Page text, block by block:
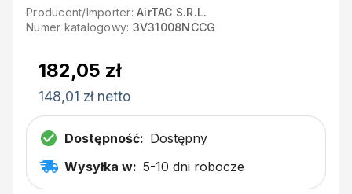
Producent/Importer: AirTAC S.R.L.
Numer katalogowy: 3V31008NCCG
182,05 zł
148,01 zł netto
Dostępność: Dostępny
Wysyłka w: 5-10 dni robocze